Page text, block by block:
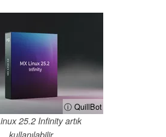
ⓘ QuillBot
25.2 Infinity artık